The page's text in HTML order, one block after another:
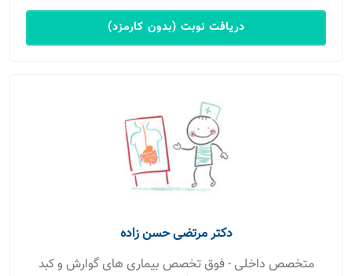
دریافت نوبت (بدون کارمزد)
دکتر مرتضی حسن زاده
متخصص داخلی - فوق تخصص بیماری های گوارش و کبد